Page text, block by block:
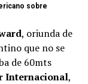
sobre
, oriunda de
que no se
de 60mts
Internacional,